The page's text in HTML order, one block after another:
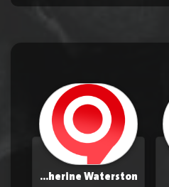
Katherine Waterston